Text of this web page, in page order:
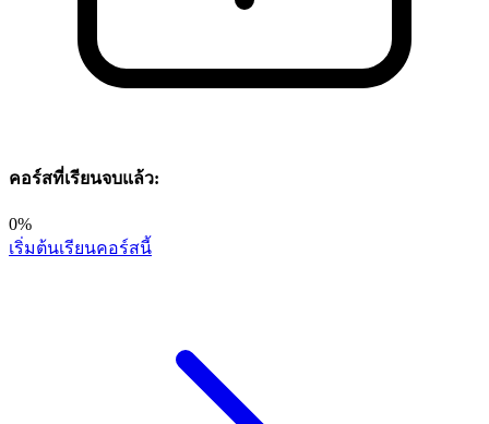
คอร์สที่เรียนจบแล้ว:
0%
เริ่มต้นเรียนคอร์สนี้